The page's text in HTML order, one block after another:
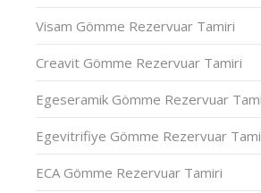
Visam Gömme Rezervuar Tamiri
Creavit Gömme Rezervuar Tamiri
Egeseramik Gömme Rezervuar
Egevitrifiye Gömme Rezervuar
ECA Gömme Rezervuar Tamiri